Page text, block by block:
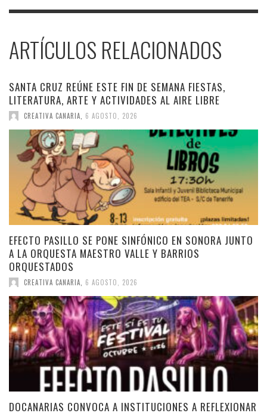
ARTÍCULOS RELACIONADOS
SANTA CRUZ REÚNE ESTE FIN DE SEMANA FIESTAS,
LITERATURA, ARTE Y ACTIVIDADES AL AIRE LIBRE
CREATIVA CANARIA 6 AGOSTO, 2026
EFECTO PASILLO SE PONE SINFÓNICO EN SONORA JUNTO
A LA ORQUESTA MAESTRO VALLE Y BARRIOS
ORQUESTADOS
CREATIVA CANARIA 6 AGOSTO, 2026
DOCANARIAS CONVOCA A INSTITUCIONES A REFLEXIONAR